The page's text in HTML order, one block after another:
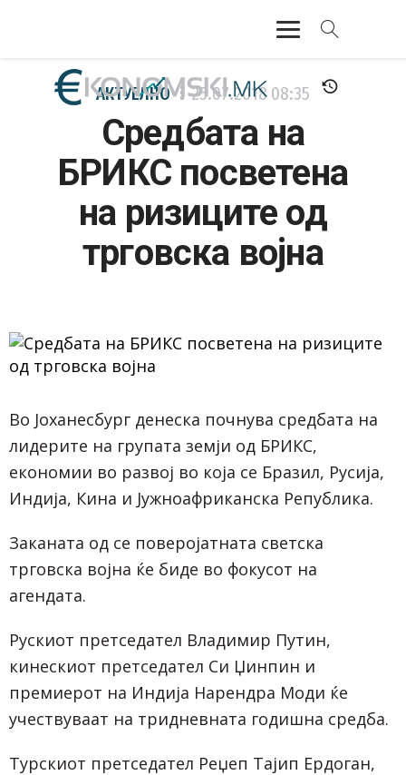
АКТУЕЛНО
ЕКОНОМИЈА
ФИНАНСИИ
БАНКАРСТВО
ЖИВОТ
АКТУЕЛНО 25.07.2018 08:35
Средбата на
БРИКС посветена
на ризиците од
трговска војна
Во Јоханесбург денеска почнува средбата на
лидерите на групата земји од БРИКС,
економии во развој во која се Бразил, Русија,
Индија, Кина и Јужноафриканска Република.
Заканата од се поверојатната светска
трговска војна ќе биде во фокусот на
агендата.
Рускиот претседател Владимир Путин,
кинескиот претседател Си Џинпин и
премиерот на Индија Нарендра Моди ќе
учествуваат на тридневната годишна средба.
Турскиот претседател Реџеп Тајип Ердоган,